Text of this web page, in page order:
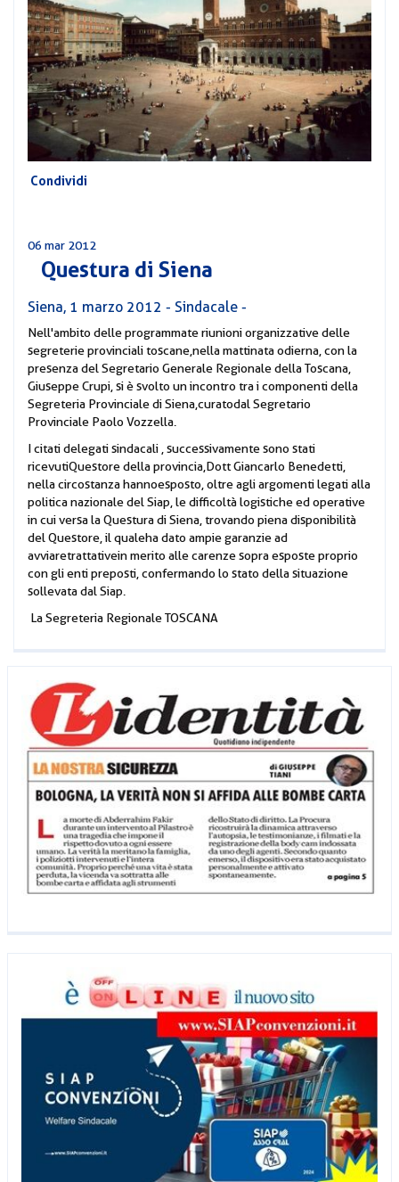
PREVIDENZA
CONVENZIONI
AREA
DIRIGENZIALE
COMUNICATI
CORSI
MOBILITÀ
DEL
PERSONALE
Condividi
06 mar 2012
Questura di Siena
Siena, 1 marzo 2012 - Sindacale -
Nell'ambito delle programmate riunioni organizzative delle
segreterie provinciali toscane, nella mattinata odierna, con la
presenza del Segretario Generale Regionale della Toscana,
Giuseppe Crupi, si è svolto un incontro tra i componenti della
Segreteria Provinciale di Siena, curato dal Segretario
Provinciale Paolo Vozzella.
I citati delegati sindacali , successivamente sono stati
ricevuti Questore della provincia, Dott Giancarlo Benedetti,
nella circostanza hanno esposto, oltre agli argomenti legati alla
politica nazionale del Siap, le difficoltà logistiche ed operative
in cui versa la Questura di Siena, trovando piena disponibilità
del Questore, il quale ha dato ampie garanzie ad
avviare trattative in merito alle carenze sopra esposte proprio
con gli enti preposti, confermando lo stato della situazione
sollevata dal Siap.
La Segreteria Regionale TOSCANA